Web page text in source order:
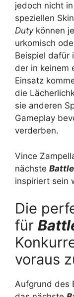
jedoch nicht
speziellen
Dutykönnen
urkomisch
Beispiel dafür
der in keinem
Einsatz
die
sie anderen
Gameplay
verderben.
Vince
nächste
inspiriert sein
Die
für
voraus
Aufgrund des